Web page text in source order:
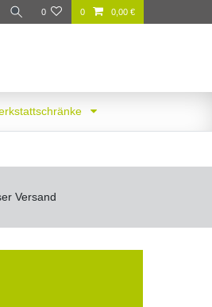
0 0 0,00 €
Versand